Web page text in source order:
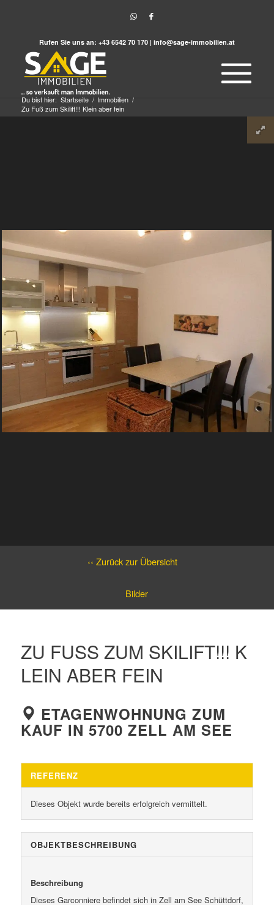
Rufen Sie uns an: +43 6542 70 170 | info@sage-immobilien.at
Du bist hier: Startseite / Immobilien /
Zu Fuß zum Skilift!!! Klein aber fein
‹‹ Zurück zur Übersicht
Bilder
ZU FUSS ZUM SKILIFT!!! KL
EIN ABER FEIN
ETAGENWOHNUNG ZUM
KAUF IN 5700 ZELL AM SEE
REFERENZ
Dieses Objekt wurde bereits erfolgreich vermittelt.
OBJEKT­BESCHREIBUNG
Beschreibung
Dieses Garconniere befindet sich in Zell am See Schüttdorf,